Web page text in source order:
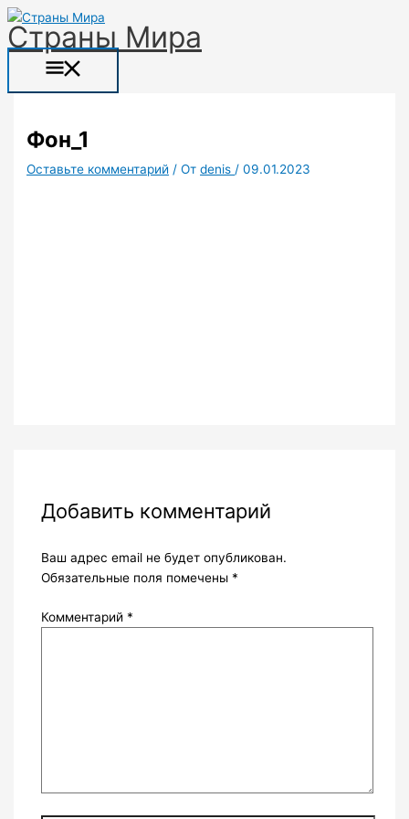
Перейти
к
содержимому
Страны Мира
меню
Фон_1
Оставьте комментарий / Отdenis /09.01.2023
Добавить комментарий
Ваш адрес email не будет опубликован.
Обязательные поля помечены *
Комментарий *
Прокрутка
вверх